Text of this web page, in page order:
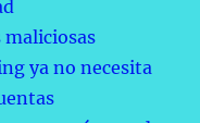
maliciosas
ya no necesita